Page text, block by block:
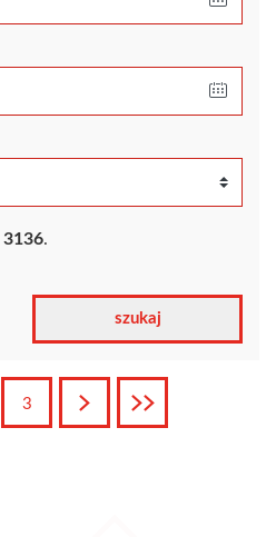
3136.
3 Następna